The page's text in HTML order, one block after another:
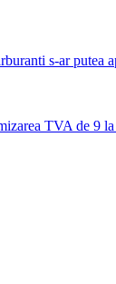
s-ar putea
TVA de 9